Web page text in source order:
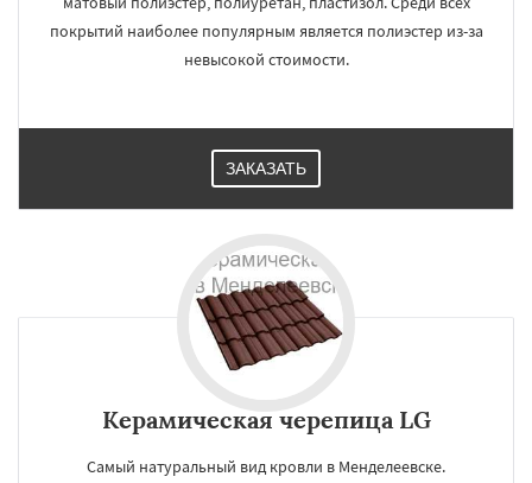
покрытий наиболее популярным является полиэстер из-за
невысокой стоимости.
ЗАКАЗАТЬ
Керамическая черепица LG
Самый натуральный вид кровли в Менделеевске.